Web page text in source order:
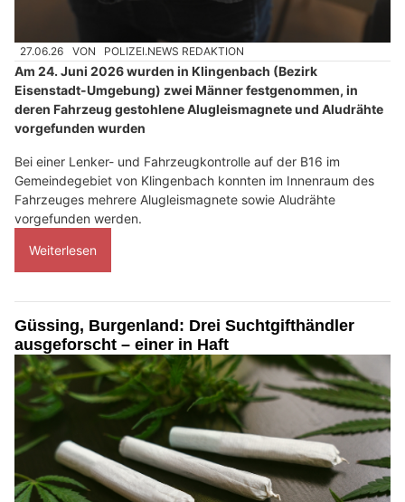
27.06.26 VON POLIZEI.NEWS REDAKTION
Am 24. Juni 2026 wurden in Klingenbach (Bezirk
Eisenstadt-Umgebung) zwei Männer festgenommen, in
deren Fahrzeug gestohlene Alugleismagnete und Aludrähte
vorgefunden wurden
Bei einer Lenker- und Fahrzeugkontrolle auf der B16 im
Gemeindegebiet von Klingenbach konnten im Innenraum des
Fahrzeuges mehrere Alugleismagnete sowie Aludrähte
vorgefunden werden.
Weiterlesen
Güssing, Burgenland: Drei Suchtgifthändler
ausgeforscht – einer in Haft